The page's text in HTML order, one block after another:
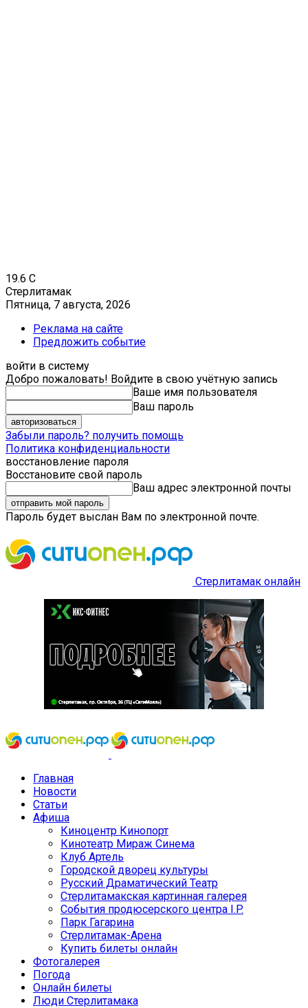
19.6 C
Стерлитамак
Пятница, 7 августа, 2026
Реклама на сайте
Предложить событие
войти в систему
Добро пожаловать! Войдите в свою учётную запись
Ваше имя пользователя
Ваш пароль
Забыли пароль? получить помощь
Политика конфиденциальности
восстановление пароля
Восстановите свой пароль
Ваш адрес электронной почты
Пароль будет выслан Вам по электронной почте.
Стерлитамак онлайн
Главная
Новости
Статьи
Афиша
Киноцентр Кинопорт
Кинотеатр Мираж Синема
Клуб Артель
Городской дворец культуры
Русский Драматический Театр
Стерлитамакская картинная галерея
События продюсерского центра I.P.
Парк Гагарина
Стерлитамак-Арена
Купить билеты онлайн
Фотогалерея
Погода
Онлайн билеты
Люди Стерлитамака